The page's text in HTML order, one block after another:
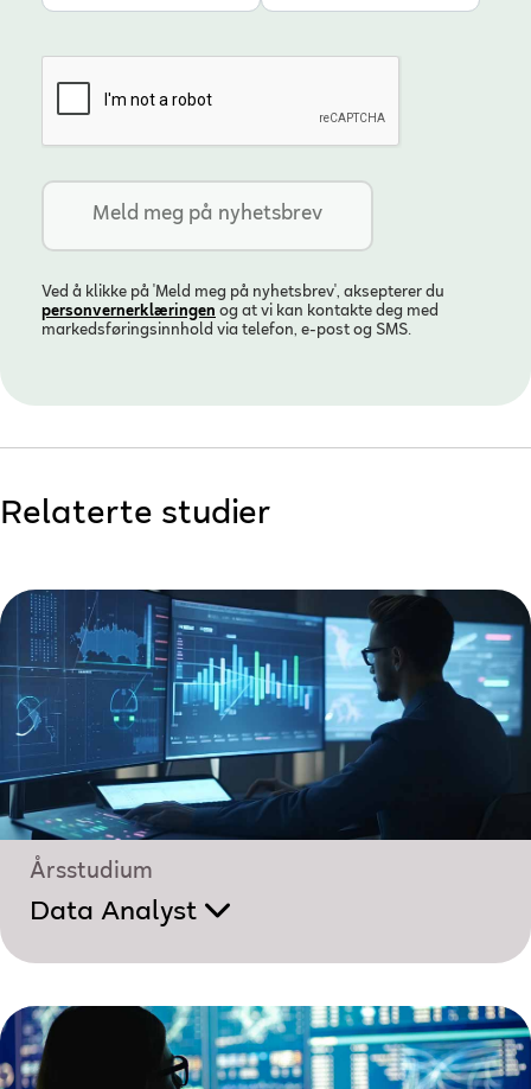
Ved å klikke på 'Meld meg på nyhetsbrev', aksepterer du
personvern­erklæringen og at vi kan kontakte deg med
markedsføringsinnhold via telefon, e-post og SMS.
Relaterte studier
Årsstudium
Data Analyst